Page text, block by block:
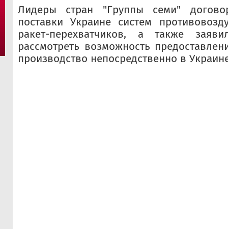
Лидеры стран "Группы семи"
поставки Украине систем
ракет-перехватчиков, а также
рассмотреть возможность
производство непосредственно в